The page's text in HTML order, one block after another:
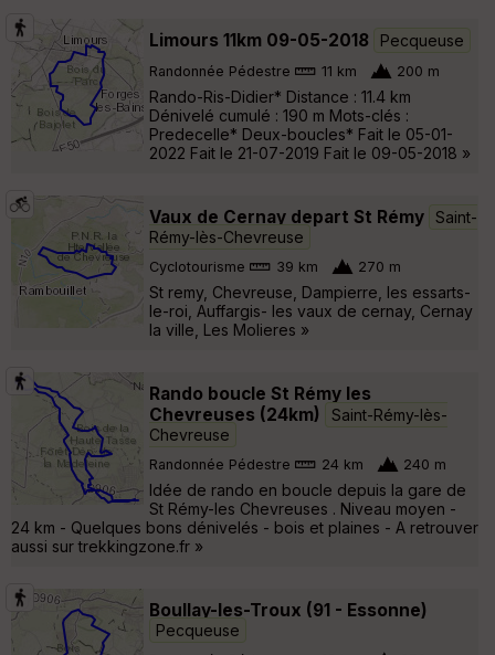
Limours 11km 09-05-2018 Pecqueuse
Randonnée Pédestre 11 km 200 m
Rando-Ris-Didier* Distance : 11.4 km
Dénivelé cumulé : 190 m Mots-clés :
Predecelle* Deux-boucles* Fait le 05-01-
2022 Fait le 21-07-2019 Fait le 09-05-2018 »
Vaux de Cernay depart St Rémy Saint-
Rémy-lès-Chevreuse
Cyclotourisme 39 km 270 m
St remy, Chevreuse, Dampierre, les essarts-
le-roi, Auffargis- les vaux de cernay, Cernay
la ville, Les Molieres »
Rando boucle St Rémy les
Chevreuses (24km)
Saint-Rémy-lès-
Chevreuse
Randonnée Pédestre 24 km 240 m
Idée de rando en boucle depuis la gare de
St Rémy-les Chevreuses . Niveau moyen -
24 km - Quelques bons dénivelés - bois et plaines - A retrouver
aussi sur trekkingzone.fr »
Boullay-les-Troux (91 - Essonne)
Pecqueuse